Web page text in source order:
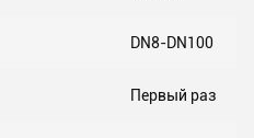
DN8-DN100
Первый раз